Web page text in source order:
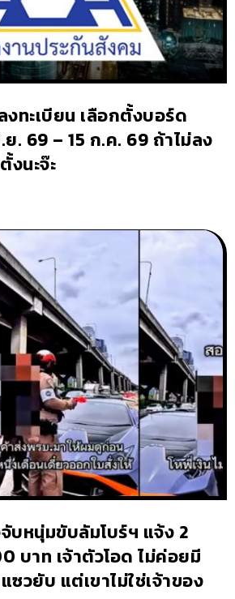
งทะเบียน เลือกตั้งบอร์ด
. 69 – 15 ก.ค. 69 ถ้าไม่ลง
งนะจ๊ะ
บหนุ่มขับลัมโบร์ฯ แจ้ง 2
บาท เจ้าตัวโอด ไม่ค่อยมี
ซวยับ แต่เขาไม่ใช่เจ้าของ